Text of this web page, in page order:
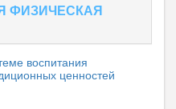
ФИЗИЧЕСКАЯ
воспитания
ценностей